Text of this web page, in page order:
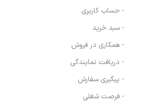
- حساب کاربری
- سبد خرید
- همکاری در فروش
- دریافت نمایندگی
- پیگیری سفارش
- فرصت شغلی